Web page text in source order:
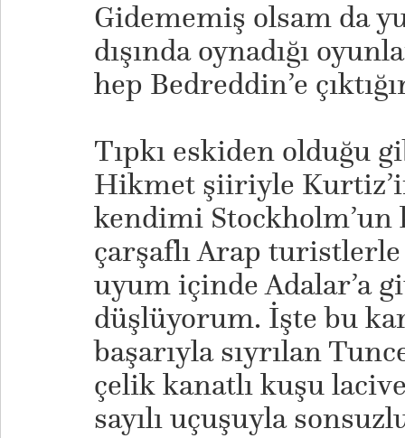
Gidememiş olsam da
dışında oynadığı
hep Bedreddin’e
Tıpkı eskiden olduğu
Hikmet şiiriyle
kendimi
çarşaflı Arap
uyum içinde Adalar’a
düşlüyorum. İşte bu
başarıyla sıyrılan
çelik kanatlı kuşu
sayılı uçuşuyla